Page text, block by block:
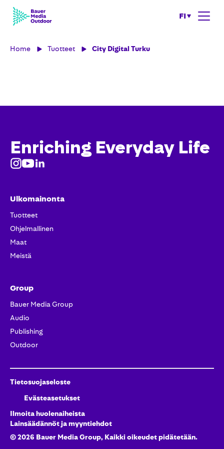
FI
Home Tuotteet City Digital Turku
Enriching Everyday Life
Ulkomainonta
Tuotteet​
Ohjelmallinen
Maat
Meistä
Group
Bauer Media Group
Audio
Publishing
Outdoor
Tietosuojaseloste
Evästeasetukset
Ilmoita huolenaiheista
Lainsäädännöt ja myyntiehdot
©2026 Bauer Media Group, Kaikki oikeudet pidätetään.